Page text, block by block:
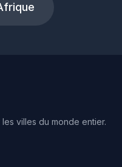
villes du monde entier.